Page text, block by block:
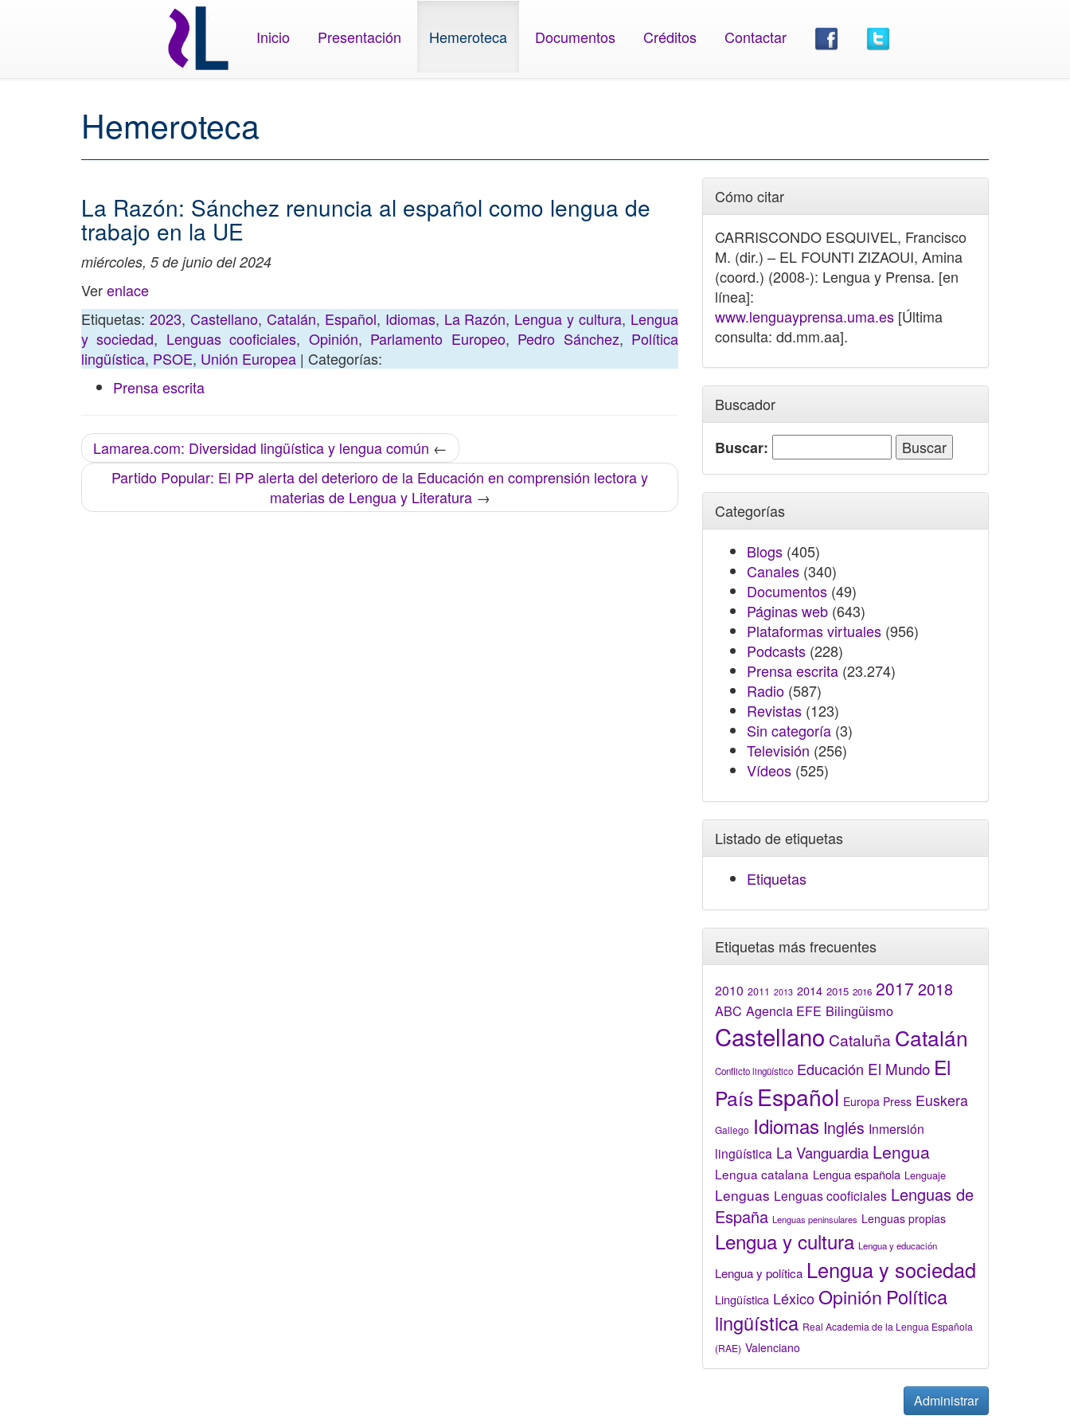
Inicio Presentación Hemeroteca Documentos Créditos Contactar
Hemeroteca
La Razón: Sánchez renuncia al español como lengua de
trabajo en la UE
miércoles, 5 de junio del 2024
Verenlace
Etiquetas: 2023, Castellano, Catalán, Español, Idiomas, La Razón, Lengua y cultura, Lengua
y sociedad, Lenguas cooficiales, Opinión, Parlamento Europeo, Pedro Sánchez, Política
lingüística, PSOE, Unión Europea | Categorías:
Prensa escrita
Lamarea.com: Diversidad lingüística y lengua común ←
Partido Popular: El PP alerta del deterioro de la Educación en comprensión lectora y
materias de Lengua y Literatura→
Cómo citar
CARRISCONDO ESQUIVEL, Francisco
M. (dir.) – EL FOUNTI ZIZAOUI, Amina
(coord.) (2008-): Lengua y Prensa. [en
línea]:
www.lenguayprensa.uma.es [Última
consulta: dd.mm.aa].
Buscador
Buscar:
Categorías
Blogs (405)
Canales (340)
Documentos (49)
Páginas web (643)
Plataformas virtuales (956)
Podcasts (228)
Prensa escrita (23.274)
Radio (587)
Revistas (123)
Sin categoría (3)
Televisión (256)
Vídeos (525)
Listado de etiquetas
Etiquetas
Etiquetas más frecuentes
2010 2011 2013 2014 2015 2016 2017 2018
ABC Agencia EFE Bilingüismo
Castellano Cataluña Catalán
Conflicto lingüístico Educación El Mundo El
País Español Europa Press Euskera
Gallego Idiomas Inglés Inmersión
lingüística La Vanguardia Lengua
Lengua catalana Lengua española Lenguaje
Lenguas Lenguas cooficiales Lenguas de
España Lenguas peninsulares Lenguas propias
Lengua y cultura Lengua y educación
Lengua y política Lengua y sociedad
Lingüística LéxicoOpinión Política
lingüística Real Academia de la Lengua Española
(RAE) Valenciano
Administrar